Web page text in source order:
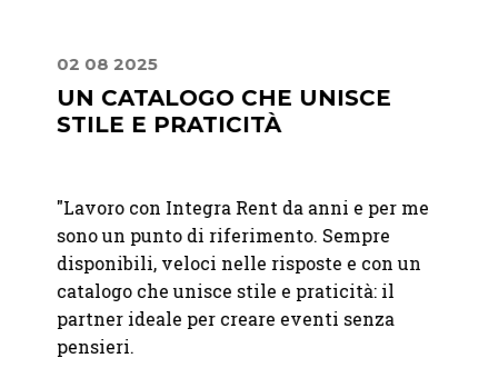
02 08 2025
UN CATALOGO CHE UNISCE
STILE E PRATICITÀ
"Lavoro con Integra Rent da anni e per me
sono un punto di riferimento. Sempre
disponibili, veloci nelle risposte e con un
catalogo che unisce stile e praticità: il
partner ideale per creare eventi senza
pensieri.